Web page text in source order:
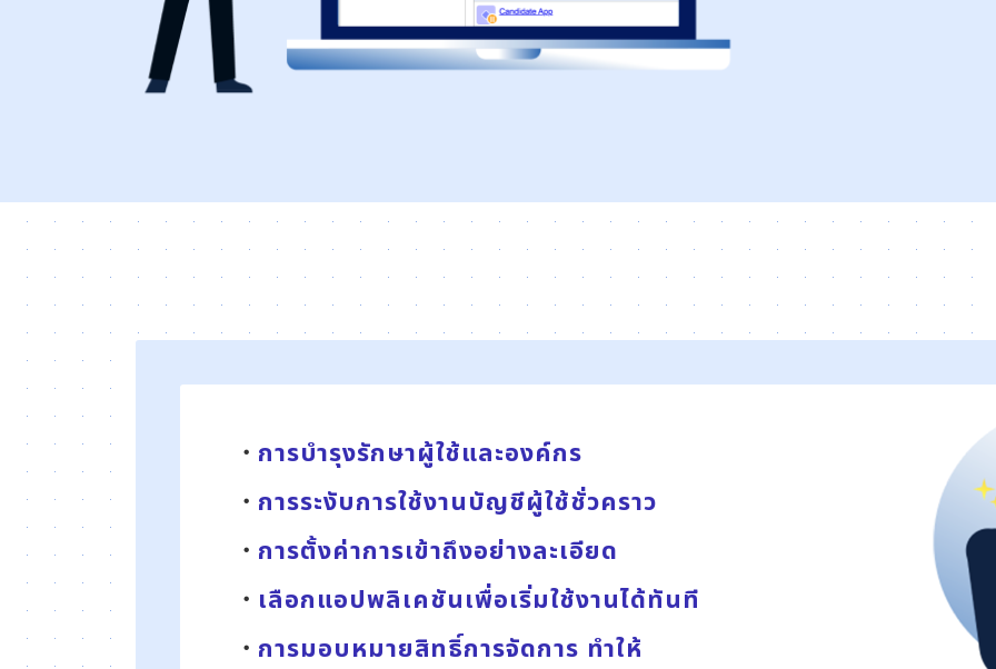
การบำรุงรักษาผู้ใช้และองค์กร
การระงับการใช้งานบัญชีผู้ใช้ชั่วคราว
การตั้งค่าการเข้าถึงอย่างละเอียด
เลือกแอปพลิเคชันเพื่อเริ่มใช้งานได้ทันที
การมอบหมายสิทธิ์การจัดการ ทำให้